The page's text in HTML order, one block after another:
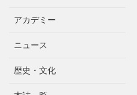
アカデミー
ニュース
歴史・文化